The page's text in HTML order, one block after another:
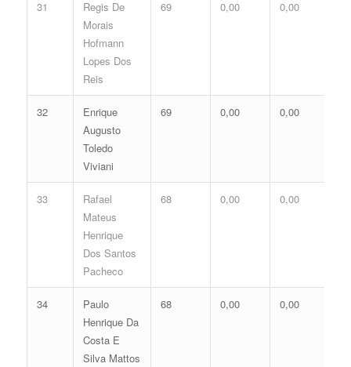
31
Regis De
Morais
Hofmann
Lopes Dos
Reis
69 0,00 0,00
32
Enrique
Augusto
Toledo
Viviani
69 0,00 0,00
33
Rafael
Mateus
Henrique
Dos Santos
Pacheco
68 0,00 0,00
34
Paulo
Henrique Da
Costa E
Silva Mattos
68 0,00 0,00